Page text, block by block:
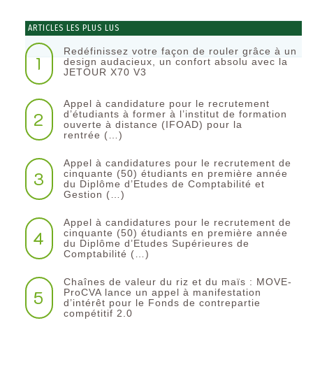
ARTICLES LES PLUS LUS
1
Redéfinissez votre façon de rouler grâce à un
design audacieux, un confort absolu avec la
JETOUR X70 V3
2
Appel à candidature pour le recrutement
d’étudiants à former à l’institut de formation
ouverte à distance (IFOAD) pour la
rentrée (…)
3
Appel à candidatures pour le recrutement de
cinquante (50) étudiants en première année
du Diplôme d’Etudes de Comptabilité et
Gestion (…)
4
Appel à candidatures pour le recrutement de
cinquante (50) étudiants en première année
du Diplôme d’Etudes Supérieures de
Comptabilité (…)
5
Chaînes de valeur du riz et du maïs : MOVE-
ProCVA lance un appel à manifestation
d’intérêt pour le Fonds de contrepartie
compétitif 2.0